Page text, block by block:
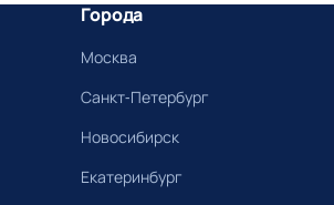
Города
Москва
Санкт-Петербург
Новосибирск
Екатеринбург